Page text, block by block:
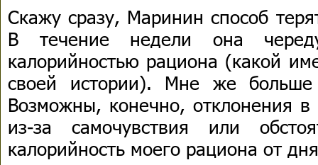
Скажу сразу, Маринин способ
В течение недели она
калорийностью рациона (какой
своей истории). Мне же больше
Возможны, конечно, отклонения
из-за самочувствия или
калорийность моего рациона от